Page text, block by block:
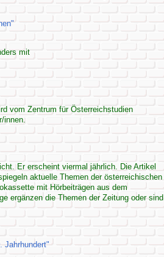
mit
vom Zentrum für Österreichstudien
innen.
Er erscheint viermal jährlich. Die Artikel
aktuelle Themen der österreichischen
mit Hörbeiträgen aus dem
ergänzen die Themen der Zeitung oder sind
Jahrhundert"